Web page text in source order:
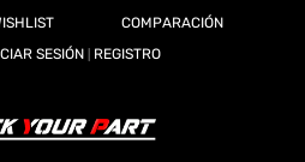
COMPARACIÓN
SESIÓN REGISTRO